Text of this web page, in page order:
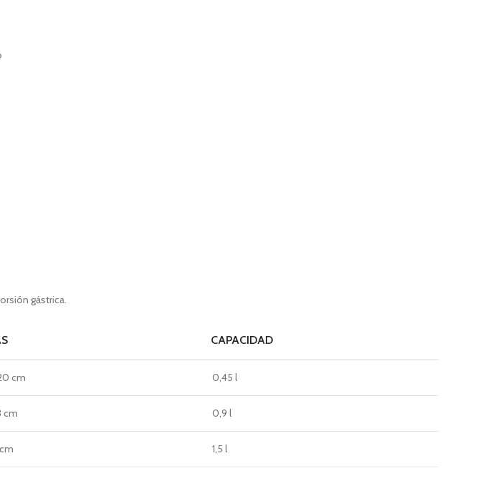
gástrica.
CAPACIDAD
cm 0,45 l
cm 0,9 l
1,5 l